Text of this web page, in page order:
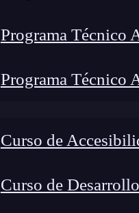
Programa Técnico
Programa Técnico
Curso de
Curso de